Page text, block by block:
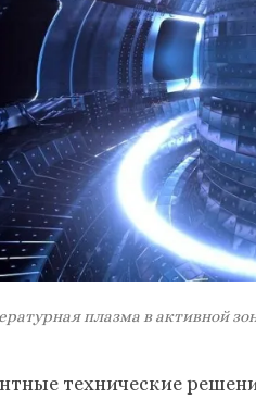
плазма в активной
технические